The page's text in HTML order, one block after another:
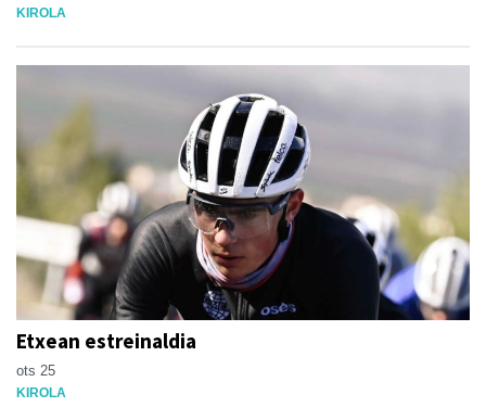
KIROLA
Etxean estreinaldia
ots 25
KIROLA